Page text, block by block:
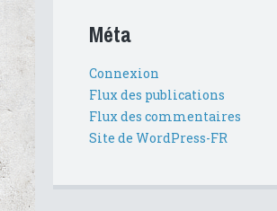
Méta
Connexion
Flux des publications
Flux des commentaires
Site de WordPress-FR